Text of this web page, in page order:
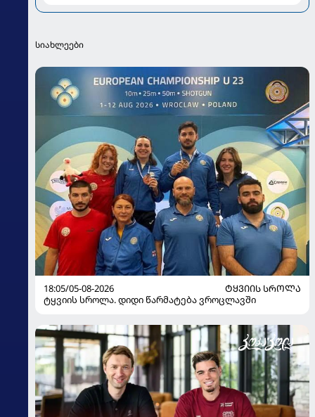
სიახლეები
18:05/05-08-2026
ᲢᲧᲕᲘᲘᲡ ᲡᲠᲝᲚᲐ
ტყვიის სროლა. დიდი წარმატება ვროცლავში